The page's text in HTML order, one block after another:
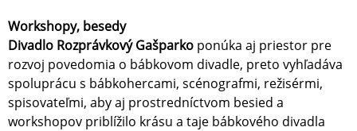
Workshopy, besedy
Divadlo Rozprávkový Gašparko ponúka aj priestor pre
rozvoj povedomia o bábkovom divadle, preto vyhľadáva
spoluprácu s bábkohercami, scénografmi, režisérmi,
spisovateľmi, aby aj prostredníctvom besied a
workshopov priblížilo krásu a taje bábkového divadla